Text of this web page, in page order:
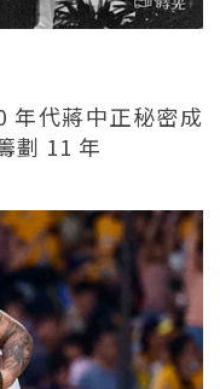
年代蔣中正秘密成
劃 11 年